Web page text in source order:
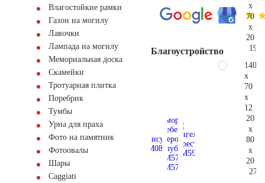
Влагостойкие рамки
Газон на могилу
Лавочки
Лампада на могилу
Мемориальная доска
Скамейки
Тротуарная плитка
Поребрик
Тумбы
Урна для праха
Фото на памятник
Фотоовалы
Шары
Сaggiati
Благоустройство
x
70
x
20
140
x
70
x
12
20
x
80
x
20